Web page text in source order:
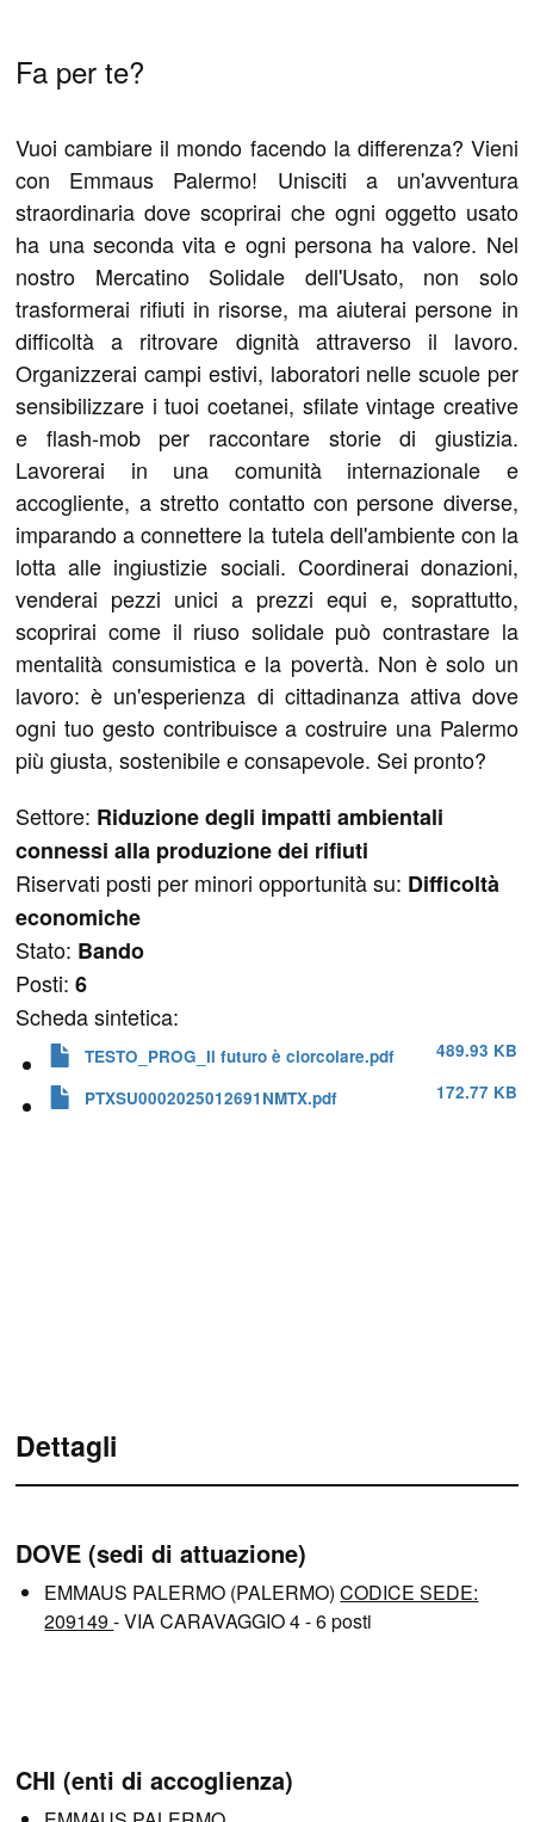
Dettagli
CHI (enti di accoglienza)
DOVE (sedi di attuazione)
EMMAUS PALERMO (PALERMO)CODICE SEDE:
209149- VIA CARAVAGGIO 4 - 6 posti
Fa per te?
Vuoi cambiare il mondo facendo la differenza? Vieni
con Emmaus Palermo! Unisciti a un'avventura
straordinaria dove scoprirai che ogni oggetto usato
ha una seconda vita e ogni persona ha valore. Nel
nostro Mercatino Solidale dell'Usato, non solo
trasformerai rifiuti in risorse, ma aiuterai persone in
difficoltà a ritrovare dignità attraverso il lavoro.
Organizzerai campi estivi, laboratori nelle scuole per
sensibilizzare i tuoi coetanei, sfilate vintage creative
e flash-mob per raccontare storie di giustizia.
Lavorerai in una comunità internazionale e
accogliente, a stretto contatto con persone diverse,
imparando a connettere la tutela dell'ambiente con la
lotta alle ingiustizie sociali. Coordinerai donazioni,
venderai pezzi unici a prezzi equi e, soprattutto,
scoprirai come il riuso solidale può contrastare la
mentalità consumistica e la povertà. Non è solo un
lavoro: è un'esperienza di cittadinanza attiva dove
ogni tuo gesto contribuisce a costruire una Palermo
più giusta, sostenibile e consapevole. Sei pronto?
Settore: Riduzione degli impatti ambientali
connessi alla produzione dei rifiuti
Riservati posti per minori opportunità su: Difficoltà
economiche
Stato: Bando
Posti:6
Scheda sintetica:
TESTO_PROG_Il futuro è ciorcolare.pdf 489.93 KB
PTXSU0002025012691NMTX.pdf 172.77 KB